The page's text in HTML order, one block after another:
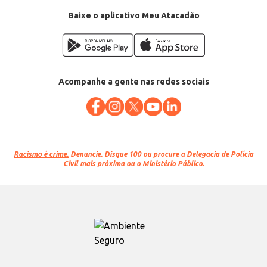
Baixe o aplicativo Meu Atacadão
Acompanhe a gente nas redes sociais
Racismo é crime. Denuncie. Disque 100 ou procure a Delegacia de Polícia
Civil mais próxima ou o Ministério Público.